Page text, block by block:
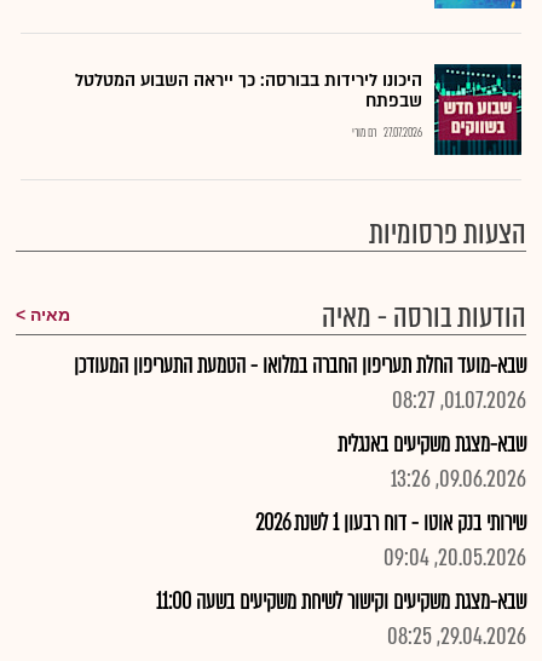
היכונו לירידות בבורסה: כך ייראה השבוע המטלטל
שבפתח
27.07.2026 רם מורי
הצעות פרסומיות
הודעות בורסה - מאיה
מאיה
שבא-מועד החלת תעריפון החברה במלואו - הטמעת התעריפון המעודכן
01.07.2026, 08:27
שבא-מצגת משקיעים באנגלית
09.06.2026, 13:26
שירותי בנק אוטו - דוח רבעון 1 לשנת 2026
20.05.2026, 09:04
שבא-מצגת משקיעים וקישור לשיחת משקיעים בשעה 11:00
29.04.2026, 08:25